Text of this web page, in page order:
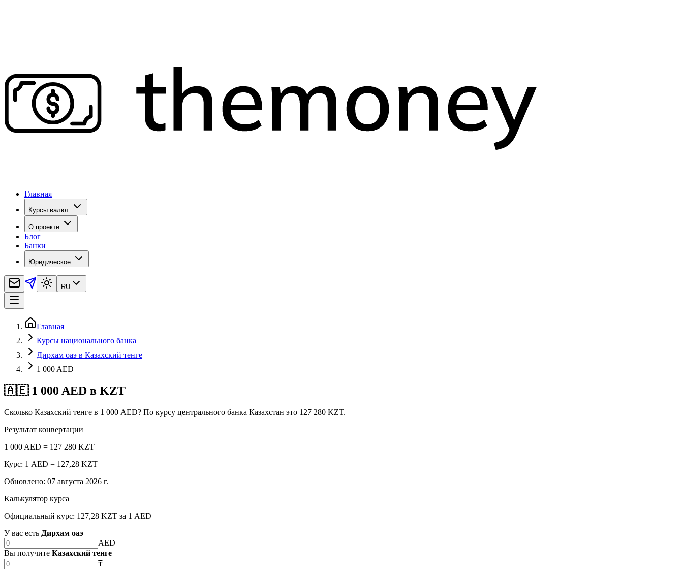
Главная
Курсы валют
О проекте
Блог
Банки
Юридическое
RU
Главная
Курсы национального банка
Дирхам оаэ в Казахский тенге
1 000 AED
🇦🇪 1 000 AED в KZT
Сколько Казахский тенге в 1 000 AED? По курсу центрального банка Казахстан это 127 280 KZT.
Результат конвертации
1 000 AED = 127 280 KZT
Курс: 1 AED = 127,28 KZT
Обновлено: 07 августа 2026 г.
Калькулятор курса
Официальный курс: 127,28 KZT за 1 AED
У вас есть Дирхам оаэ
AED
Вы получите Казахский тенге
₸